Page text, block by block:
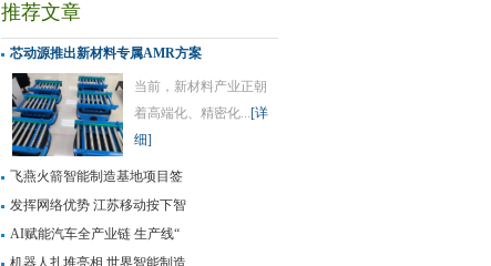
推荐文章
芯动源推出新材料专属AMR方案
当前，新材料产业正朝
着高端化、精密化...[详
细]
飞燕火箭智能制造基地项目签
发挥网络优势 江苏移动按下智
AI赋能汽车全产业链 生产线“
机器人扎堆亮相 世界智能制造